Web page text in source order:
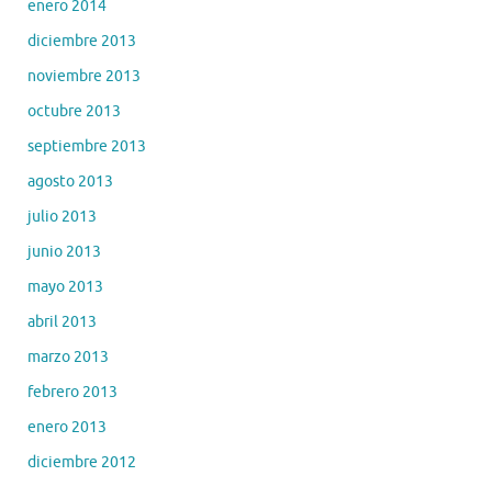
enero 2014
diciembre 2013
noviembre 2013
octubre 2013
septiembre 2013
agosto 2013
julio 2013
junio 2013
mayo 2013
abril 2013
marzo 2013
febrero 2013
enero 2013
diciembre 2012